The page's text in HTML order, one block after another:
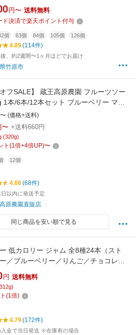
タ55 12瓶（1瓶150g） まるごと果実
250g～255g ） いちご あんず ブル
桃 オレンジ レモン マーマレード いち
んご フルーツ 小分け
円〜 送料無料
ド決済で楽天ポイント付与
個 63個 84個 105個 126個
4.89(114件)
、約2週間〜1ヶ月ほどでお届け
竹原市
オフSALE】 蔵王高原農園 フルーツソー
1本/6本/12本セット ブルーベリー マン
イフルーツ ストロベリー ヨーグルト
果物 果実 デザート 朝食 まとめ買い 箱
山産業 お買い物マラソン
(価格+送料)
〜 +送料660円
(320g)
ト (1倍+4倍UP)〜
12個
4.66(68件)
以内に発送予定
原農園直販店
同じ商品を安い順で見る
低カロリー ジャム 全8種24本（スト
／ブルーベリー／りんご／チョコレー
ず／マーマレード／つぶあん／ピーナ
3本 1000円ポッキリ
円 送料無料
(1倍)
4.79(172件)
入金で当日発送 ※在庫有の場合